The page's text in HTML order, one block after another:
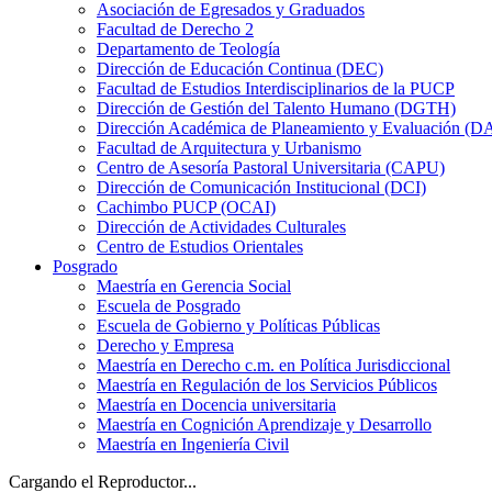
Asociación de Egresados y Graduados
Facultad de Derecho 2
Departamento de Teología
Dirección de Educación Continua (DEC)
Facultad de Estudios Interdisciplinarios de la PUCP
Dirección de Gestión del Talento Humano (DGTH)
Dirección Académica de Planeamiento y Evaluación
Facultad de Arquitectura y Urbanismo
Centro de Asesoría Pastoral Universitaria (CAPU)
Dirección de Comunicación Institucional (DCI)
Cachimbo PUCP (OCAI)
Dirección de Actividades Culturales
Centro de Estudios Orientales
Posgrado
Maestría en Gerencia Social
Escuela de Posgrado
Escuela de Gobierno y Políticas Públicas
Derecho y Empresa
Maestría en Derecho c.m. en Política Jurisdiccional
Maestría en Regulación de los Servicios Públicos
Maestría en Docencia universitaria
Maestría en Cognición Aprendizaje y Desarrollo
Maestría en Ingeniería Civil
Cargando el Reproductor...